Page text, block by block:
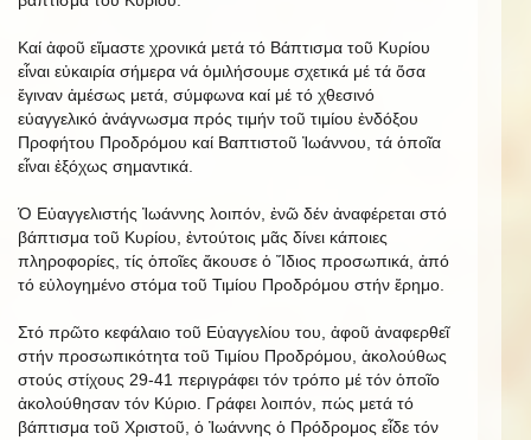
Καί ἀφοῦ εἴμαστε χρονικά μετά τό Βάπτισμα τοῦ Κυρίου
εἶναι εὐκαιρία σήμερα νά ὁμιλήσουμε σχετικά μέ τά ὅσα
ἔγιναν ἀμέσως μετά, σύμφωνα καί μέ τό χθεσινό
εὐαγγελικό ἀνάγνωσμα πρός τιμήν τοῦ τιμίου ἐνδόξου
Προφήτου Προδρόμου καί Βαπτιστοῦ Ἰωάννου, τά ὁποῖα
εἶναι ἐξόχως σημαντικά.
Ὁ Εὐαγγελιστής Ἰωάννης λοιπόν, ἐνῶ δέν ἀναφέρεται στό
βάπτισμα τοῦ Κυρίου, ἐντούτοις μᾶς δίνει κάποιες
πληροφορίες, τίς ὁποῖες ἄκουσε ὁ Ἴδιος προσωπικά, ἀπό
τό εὐλογημένο στόμα τοῦ Τιμίου Προδρόμου στήν ἔρημο.
Στό πρῶτο κεφάλαιο τοῦ Εὐαγγελίου του, ἀφοῦ ἀναφερθεῖ
στήν προσωπικότητα τοῦ Τιμίου Προδρόμου, ἀκολούθως
στούς στίχους 29-41 περιγράφει τόν τρόπο μέ τόν ὁποῖο
ἀκολούθησαν τόν Κύριο. Γράφει λοιπόν, πώς μετά τό
βάπτισμα τοῦ Χριστοῦ, ὁ Ἰωάννης ὁ Πρόδρομος εἶδε τόν